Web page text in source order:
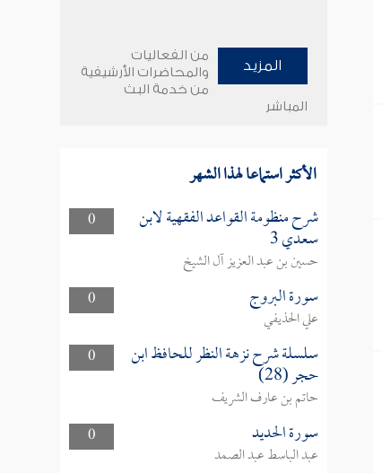
المزيد
من الفعاليات
والمحاضرات الأرشيفية
من خدمة البث
المباشر
الأكثر استماعا لهذا الشهر
0 شرح منظومة القواعد الفقهية لابن
سعدي 3
حسين بن عبد العزيز آل الشيخ
0
سورة البروج
علي الحذيفي
0
سلسلة شرح نزهة النظر للحافظ ابن
حجر (28)
حاتم بن عارف الشريف
0
سورة الحديد
عبد الباسط عبد الصمد